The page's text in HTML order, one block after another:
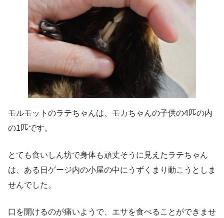
モルモットのラテちゃんは、モカちゃんの子供の4匹の内
の1匹です。
とても食いしん坊で身体も頑丈そうに見えたラテちゃん
は、ある日ゲージ内の小屋の中にうずくまり動こうとしま
せんでした。
口を開けるのが痛いようで、エサを食べることができませ